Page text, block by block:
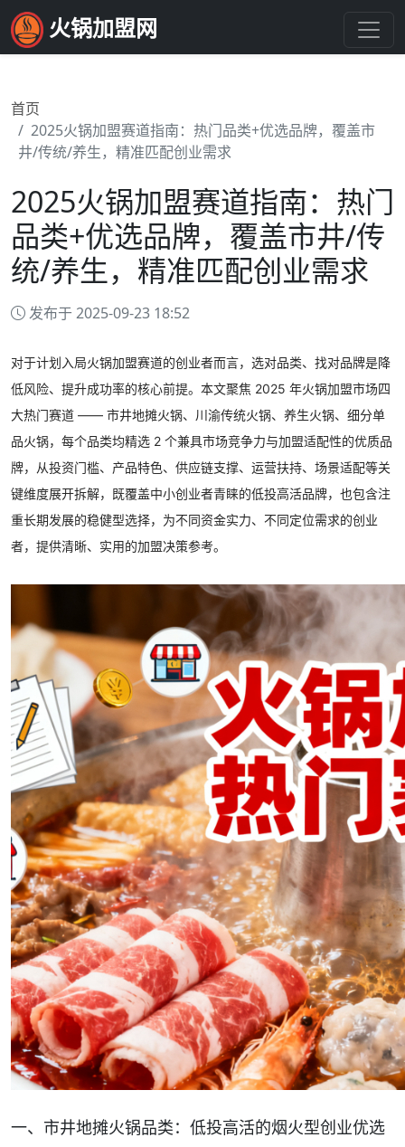
火锅加盟网
首页
2025火锅加盟赛道指南：热门品类+优选品牌，覆盖市
井/传统/养生，精准匹配创业需求
2025火锅加盟赛道指南：热门
品类+优选品牌，覆盖市井/传
统/养生，精准匹配创业需求
发布于 2025-09-23 18:52
对于计划入局火锅加盟赛道的创业者而言，选对品类、找对品牌是降
低风险、提升成功率的核心前提。本文聚焦 2025 年火锅加盟市场四
大热门赛道 —— 市井地摊火锅、川渝传统火锅、养生火锅、细分单
品火锅，每个品类均精选 2 个兼具市场竞争力与加盟适配性的优质品
牌，从投资门槛、产品特色、供应链支撑、运营扶持、场景适配等关
键维度展开拆解，既覆盖中小创业者青睐的低投高活品牌，也包含注
重长期发展的稳健型选择，为不同资金实力、不同定位需求的创业
者，提供清晰、实用的加盟决策参考。
一、市井地摊火锅品类：低投高活的烟火型创业优选